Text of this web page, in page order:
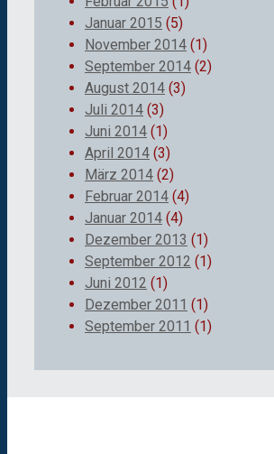
Januar 2015 (5)
November 2014 (1)
September 2014 (2)
August 2014 (3)
Juli 2014 (3)
Juni 2014 (1)
April 2014 (3)
März 2014 (2)
Februar 2014 (4)
Januar 2014 (4)
Dezember 2013 (1)
September 2012 (1)
Juni 2012 (1)
Dezember 2011 (1)
September 2011 (1)